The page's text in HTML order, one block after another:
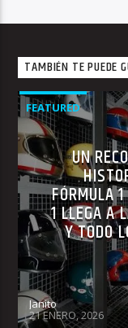
TAMBIÉN TE PUEDE
FEATURED
UN
FÓRMULA
1 LLEGA A
Y TODO
Janito
21 ENERO, 2026